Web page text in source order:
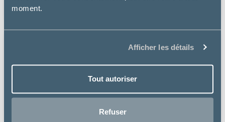
moment.
Afficher les détails
Tout autoriser
Refuser